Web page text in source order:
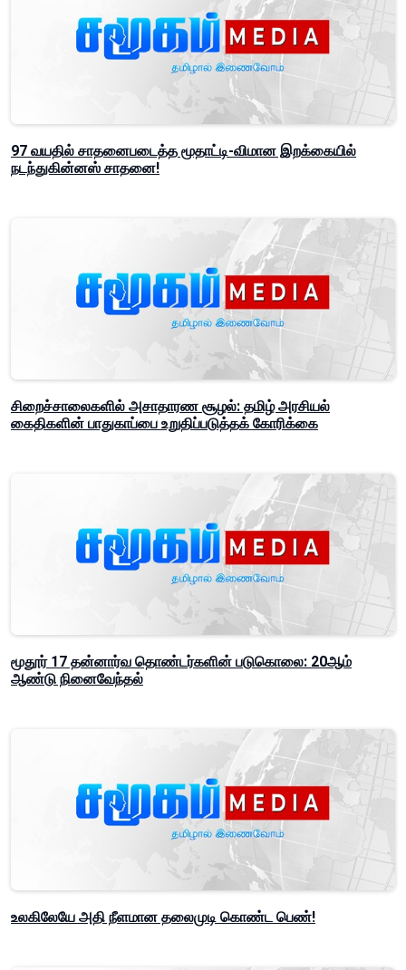
97 வயதில் சாதனைபடைத்த மூதாட்டி-விமான இறக்கையில்
நடந்துகின்னஸ் சாதனை!
சிறைச்சாலைகளில் அசாதாரண சூழல்: தமிழ் அரசியல்
கைதிகளின் பாதுகாப்பை உறுதிப்படுத்தக் கோரிக்கை
மூதூர் 17 தன்னார்வ தொண்டர்களின் படுகொலை: 20ஆம்
ஆண்டு நினைவேந்தல்
உலகிலேயே அதி நீளமான தலைமுடி கொண்ட பெண்!